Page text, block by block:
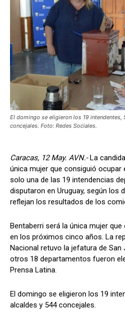
El domingo se eligieron los 19
concejales. Foto: Redes Sociales.
Caracas, 12 May. AVN.-La
única mujer que consiguió ocupar
solo una de las 19 intendencias
disputaron en Uruguay, según los
reflejan los resultados de los
Bentaberri será la única mujer
en los próximos cinco años. La
Nacional retuvo la jefatura de
otros 18 departamentos fueron
Prensa Latina.
El domingo se eligieron los 19
alcaldes y 544 concejales.